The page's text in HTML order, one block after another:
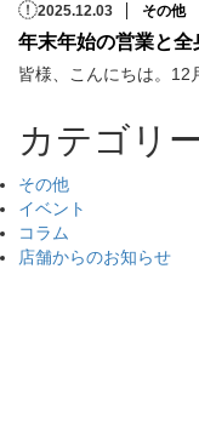
2025.12.03 その他
年末年始の営業と
皆様、こんにちは。12
カテゴリ
その他
イベント
コラム
店舗からのお知らせ